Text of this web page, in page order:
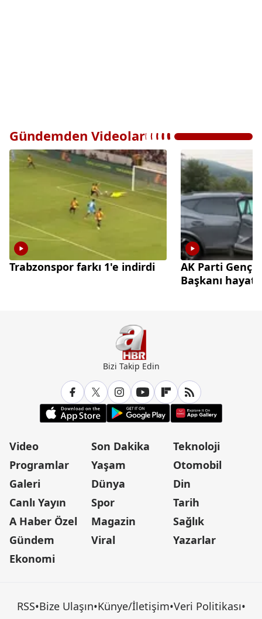
Gündemden Videolar
Trabzonspor farkı 1'e indirdi
AK Parti
Başkanı
Bizi Takip Edin
Video
Programlar
Galeri
Canlı Yayın
A Haber Özel
Gündem
Ekonomi
Son Dakika
Yaşam
Dünya
Spor
Magazin
Viral
Teknoloji
Otomobil
Din
Tarih
Sağlık
Yazarlar
RSS•Bize Ulaşın•Künye/İletişim•Veri Politikası•